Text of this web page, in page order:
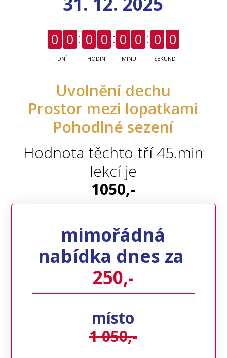
0 0
DNÍ
0 0
HODIN
0 0
MINUT
0 0
SEKUND
Uvolnění dechu
Prostor mezi lopatkami
Pohodlné sezení
Hodnota těchto tří 45.min
lekcí je
1050,-
mimořádná
nabídka dnes za
250,-
místo
1 050,-